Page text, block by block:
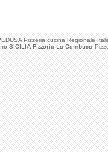
Pizzeria cucina Regionale
SICILIA Pizzeria La Cambusa